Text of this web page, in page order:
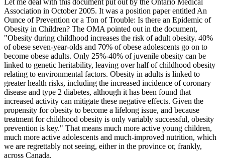
Association in October 2005. It was a position paper entitled An
Ounce of Prevention or a Ton of Trouble: Is there an Epidemic of
Obesity in Children? The OMA pointed out in the document,
"Obesity during childhood increases the risk of adult obesity. 40%
of obese seven-year-olds and 70% of obese adolescents go on to
become obese adults. Only 25%-40% of juvenile obesity can be
linked to genetic heritability, leaving over half of childhood obesity
relating to environmental factors. Obesity in adults is linked to
greater health risks, including the increased incidence of coronary
disease and type 2 diabetes, although it has been found that
increased activity can mitigate these negative effects. Given the
propensity for obesity to become a lifelong issue, and because
treatment for childhood obesity is only variably successful, obesity
prevention is key." That means much more active young children,
much more active adolescents and much-improved nutrition, which
we are regrettably not seeing, either in the province or, frankly,
across Canada.